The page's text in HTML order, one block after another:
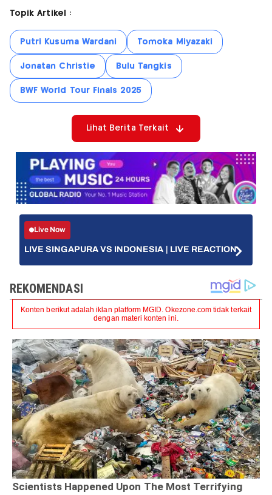
Topik Artikel :
Putri Kusuma Wardani Tomoka Miyazaki
Jonatan Christie Bulu Tangkis
BWF World Tour Finals 2025
Lihat Berita Terkait
Live Now
LIVE SINGAPURA VS INDONESIA | LIVE REACTION